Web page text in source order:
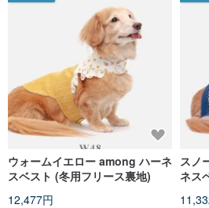
ウォームイエロー among ハーネ
スベスト (冬用フリース裏地)
12,477円
スノ
ネス